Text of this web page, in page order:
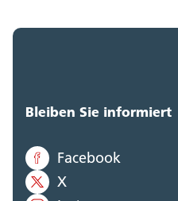
Bleiben Sie informiert
Facebook
X